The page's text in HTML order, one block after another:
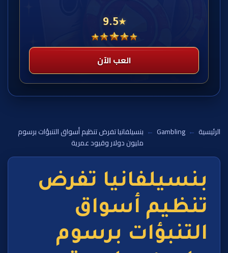
★
9.5
العب الآن
الرئيسية ←
Gambling
← بنسيلفانيا تفرض تنظيم أسواق التنبؤات برسوم
مليون دولار وقيود عمرية
بنسيلفانيا تفرض
تنظيم أسواق
التنبؤات برسوم